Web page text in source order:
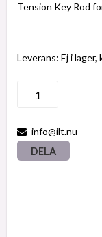
Tension Key Rod
Leverans: Ej i
info@ilt.nu
DELA